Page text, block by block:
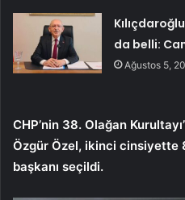
da belli:
Ağustos 5,
CHP’nin 38. Olağan
Özgür Özel, ikinci cinsiyette
başkanı seçildi.